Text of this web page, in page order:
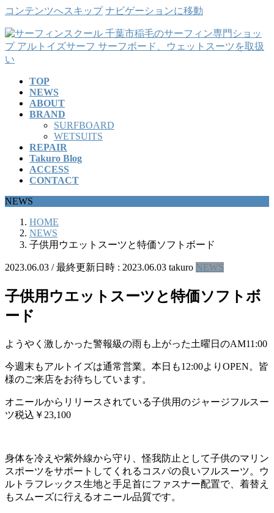
コンテンツへスキップ ナビゲーションに移動
TOP
NEWS
ABOUT
BRAND
SURFBOARD
WETSUITS
REPAIR
Takuro Blog
ACCESS
CONTACT
NEWS
HOME
NEWS
子供用ウエットスーツと特価ソフトボード
2023.06.03 / 最終更新日時 : 2023.06.03 takuro NEWS
子供用ウエットスーツと特価ソフトボ
ード
ようやく激しかった警報級の雨も上がった土曜日のAM11:00
今週末もアルトイズは通常営業。本日も12:00よりOPEN。皆
様のご来店をお待ちしています。
オニールからリリースされている子供用のジャージフルスー
ツ税込￥23,100
身体を冷えや紫外線から守り、怪我防止として子供のマリン
スポーツをサポートしてくれるコスパの良いフルスーツ。ウ
ルトラフレックス生地と手足首にファスナー配置で、着替え
もスムーズに行えるオニール品質です。